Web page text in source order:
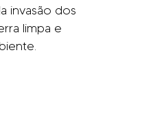
invasão dos
limpa e